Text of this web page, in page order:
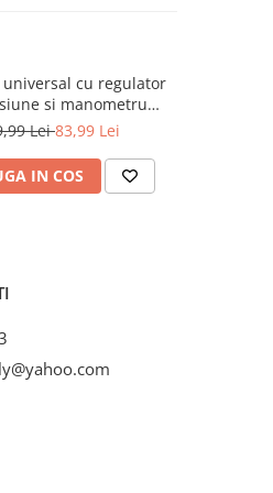
universal cu regulator
si manometru
(KD11270)
Lei83,99 Lei
IN COS